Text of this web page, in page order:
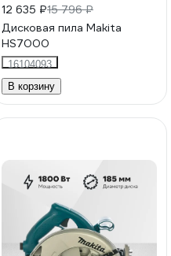
12 635 ₽15 796 ₽
Дисковая пила Makita
HS7000
16104093
В корзину